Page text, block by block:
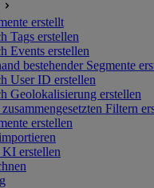
erstellt
Tags erstellen
Events erstellen
bestehender Segmente
User ID erstellen
Geolokalisierung erstellen
Filtern
erstellen
KI erstellen